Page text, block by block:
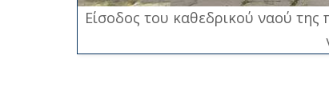
Είσοδος του καθεδρικού ναού